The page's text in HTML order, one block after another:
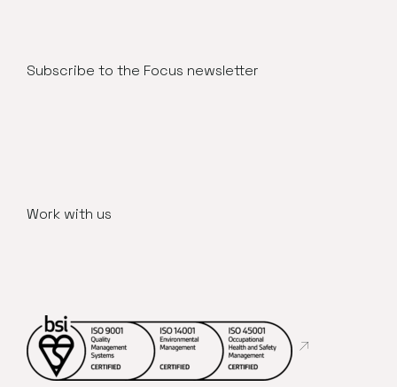
Subscribe to the Focus newsletter
Work with us